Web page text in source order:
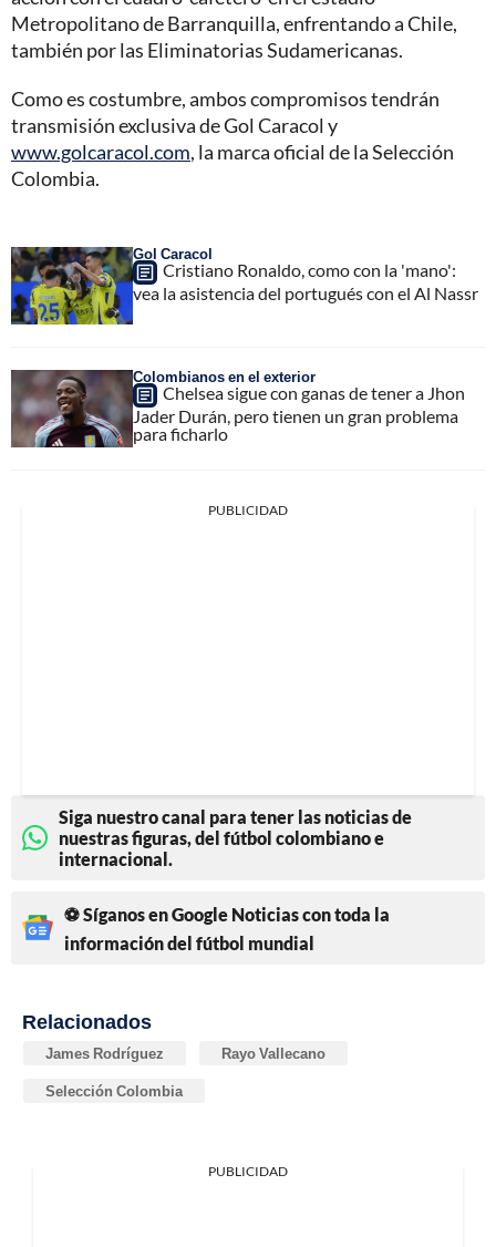
Metropolitano de Barranquilla, enfrentando a Chile,
también por las Eliminatorias Sudamericanas.
Como es costumbre, ambos compromisos tendrán
transmisión exclusiva de Gol Caracol y
www.golcaracol.com, la marca oficial de la Selección
Colombia.
Gol Caracol
Cristiano Ronaldo, como con la 'mano':
vea la asistencia del portugués con el Al Nassr
Colombianos en el exterior
Chelsea sigue con ganas de tener a Jhon
Jader Durán, pero tienen un gran problema
para ficharlo
PUBLICIDAD
Siga nuestro canal para tener las noticias de
nuestras figuras, del fútbol colombiano e
internacional.
⚽ Síganos en Google Noticias con toda la
información del fútbol mundial
Relacionados
James Rodríguez Rayo Vallecano
Selección Colombia
PUBLICIDAD